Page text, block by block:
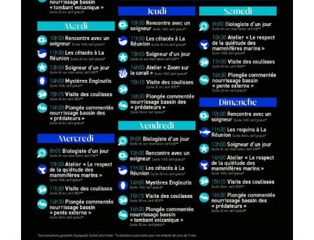
Emploi tourisme
Contact